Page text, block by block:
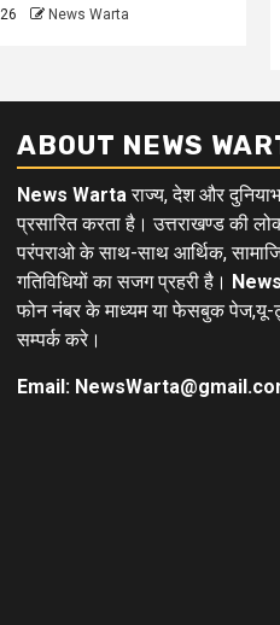
News Warta
ABOUT NEWS
News Warta राज्य, देश और
प्रसारित करता है। उत्तराखण्ड की
परंपराओ के साथ-साथ आर्थिक,
गतिविधियों का सजग प्रहरी है।
फोन नंबर के माध्यम या फेसबुक पेज,यू-
सम्पर्क करे।
Email: